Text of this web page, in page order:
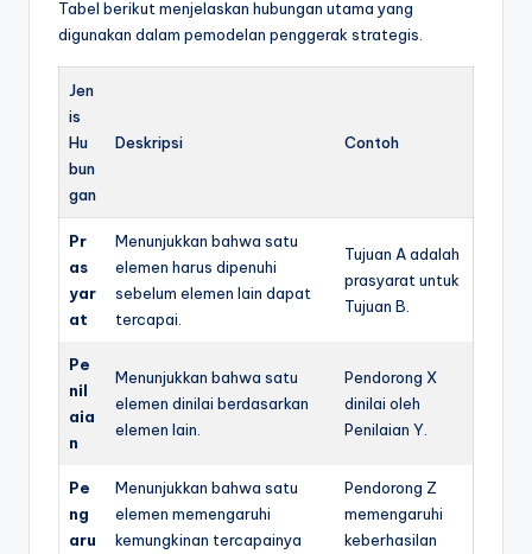
Tabel berikut menjelaskan hubungan utama yang
digunakan dalam pemodelan penggerak strategis.
Jen
is
Hu
bun
gan
Deskripsi Contoh
Pr
as
yar
at
Menunjukkan bahwa satu
elemen harus dipenuhi
sebelum elemen lain dapat
tercapai.
Tujuan A adalah
prasyarat untuk
Tujuan B.
Pe
nil
aia
n
Menunjukkan bahwa satu
elemen dinilai berdasarkan
elemen lain.
Pendorong X
dinilai oleh
Penilaian Y.
Pe
ng
aru
Menunjukkan bahwa satu
elemen memengaruhi
kemungkinan tercapainya
Pendorong Z
memengaruhi
keberhasilan